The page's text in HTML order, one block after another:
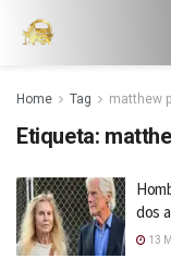
Home Tag matthew
Etiqueta:
dos
13